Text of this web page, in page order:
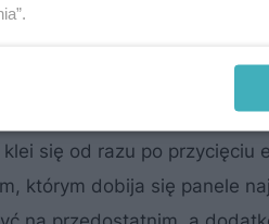
z ilością kleju, aby po
dojdzie, trzeba go od razu
minut (czas schnięcia
się od razu po przycięciu
którym dobija się panele